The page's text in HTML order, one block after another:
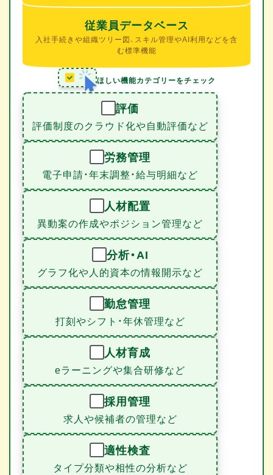
従業員データベース
入社手続きや組織ツリー図、スキル管理やAI利用などを含
む標準機能
ほしい機能カテゴリーをチェック
評価
評価制度のクラウド化や自動評価など
労務管理
電子申請・年末調整・給与明細など
人材配置
異動案の作成やポジション管理など
分析・AI
グラフ化や人的資本の情報開示など
勤怠管理
打刻やシフト・年休管理など
人材育成
eラーニングや集合研修など
採用管理
求人や候補者の管理など
適性検査
タイプ分類や相性の分析など